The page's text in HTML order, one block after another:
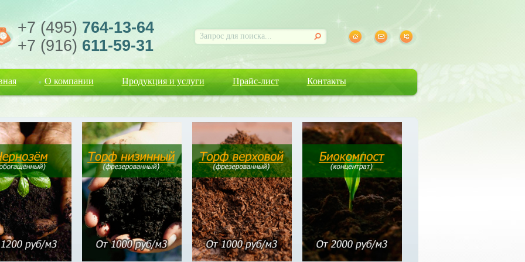
+7 (495) 764-13-64
+7 (916) 611-59-31
О компании Продукция и услуги Прайс-лист Контакты